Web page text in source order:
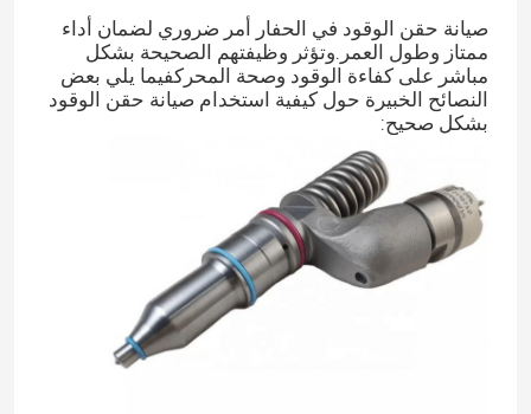
صيانة حقن الوقود في الحفار أمر ضروري لضمان أداء
ممتاز وطول العمر.وتؤثر وظيفتهم الصحيحة بشكل
مباشر على كفاءة الوقود وصحة المحركفيما يلي بعض
النصائح الخبيرة حول كيفية استخدام صيانة حقن الوقود
بشكل صحيح: